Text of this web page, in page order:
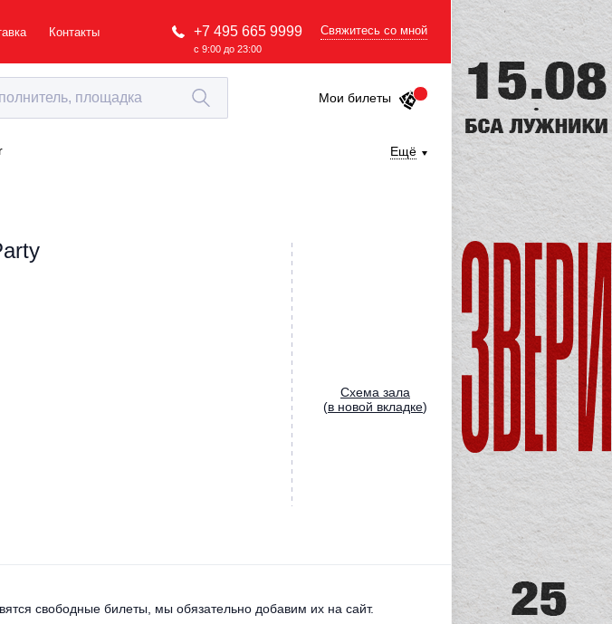
Контакты +7 495 665 9999
с 9:00 до 23:00
Свяжитесь со мной
Мои билеты
Ещё
Cхема зала
(в новой вкладке)
свободные билеты, мы обязательно добавим их на сайт.